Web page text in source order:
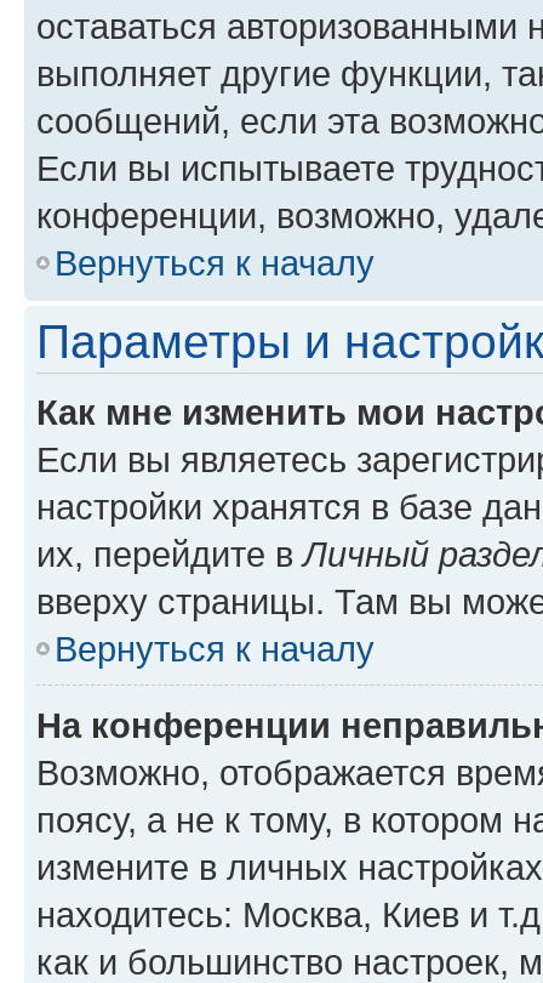
оставаться авторизованными
выполняет другие функции,
сообщений, если эта
Если вы испытываете
конференции, возможно,
Вернуться к началу
Параметры и
Как мне изменить мои
Если вы являетесь
настройки хранятся в базе
их, перейдите вЛичный
вверху страницы. Там вы
Вернуться к началу
На конференции
Возможно, отображается
поясу, а не к тому, в котором
измените в личных
находитесь: Москва, Киев и
как и большинство настроек,